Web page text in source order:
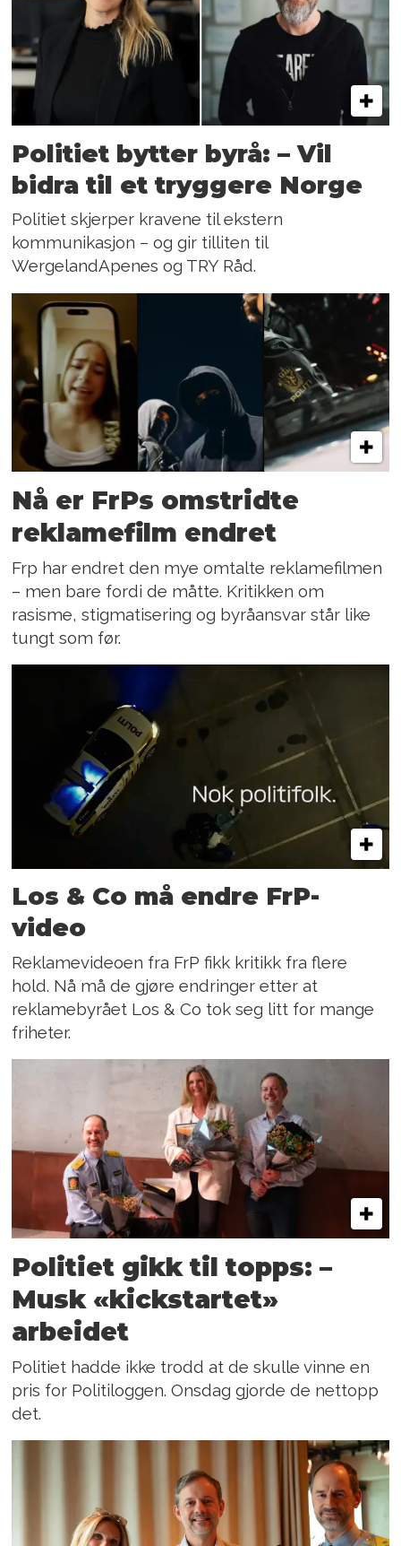
Politiet bytter byrå: – Vil
bidra til et tryggere Norge
Politiet skjerper kravene til ekstern
kommunikasjon – og gir tilliten til
WergelandApenes og TRY Råd.
Nå er FrPs omstridte
reklamefilm endret
Frp har endret den mye omtalte reklamefilmen
– men bare fordi de måtte. Kritikken om
rasisme, stigmatisering og byråansvar står like
tungt som før.
Los & Co må endre FrP-
video
Reklamevideoen fra FrP fikk kritikk fra flere
hold. Nå må de gjøre endringer etter at
reklamebyrået Los & Co tok seg litt for mange
friheter.
Politiet gikk til topps: –
Musk «kickstartet»
arbeidet
Politiet hadde ikke trodd at de skulle vinne en
pris for Politiloggen. Onsdag gjorde de nettopp
det.